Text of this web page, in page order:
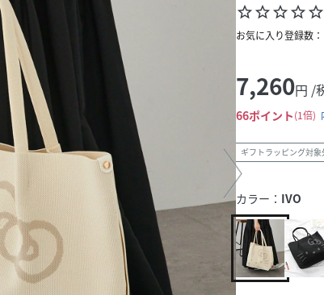
star_borderstar_borderstar_borderstar_borderstar_border
お気に入り登録数：
7,260円 /
66ポイント 1倍
ギフトラッピング対象
カラー： IVO